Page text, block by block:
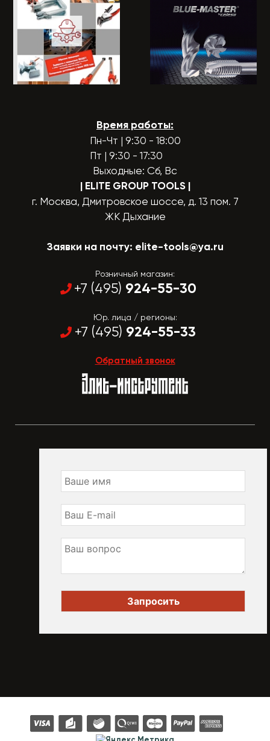
Время работы:
Пн-Чт | 9:30 - 18:00
Пт | 9:30 - 17:30
Выходные: Сб, Вс
| ELITE GROUP TOOLS |
г. Москва, Дмитровское шоссе, д. 13 пом. 7
ЖК Дыхание
Заявки на почту: elite-tools@ya.ru
Розничный магазин:
+7 (495) 924-55-30
Юр. лица / регионы:
+7 (495) 924-55-33
Обратный звонок